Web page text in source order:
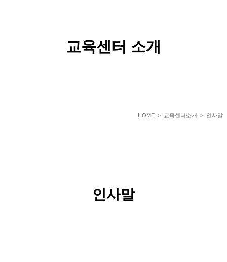
교육센터 소개
HOME > 교육센터소개 > 인사말
인사말